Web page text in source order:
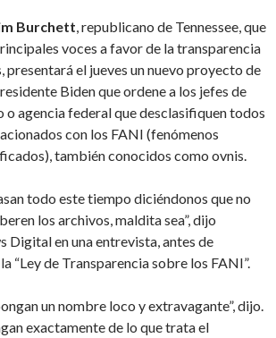
Burchett, republicano de Tennessee, que
voces a favor de la transparencia
presentará el jueves un nuevo proyecto de
Biden que ordene a los jefes de
o agencia federal que desclasifiquen todos
con los FANI (fenómenos
también conocidos como ovnis.
todo este tiempo diciéndonos que no
los archivos, maldita sea”, dijo
Digital en una entrevista, antes de
“Ley de Transparencia sobre los FANI”.
un nombre loco y extravagante”, dijo.
exactamente de lo que trata el